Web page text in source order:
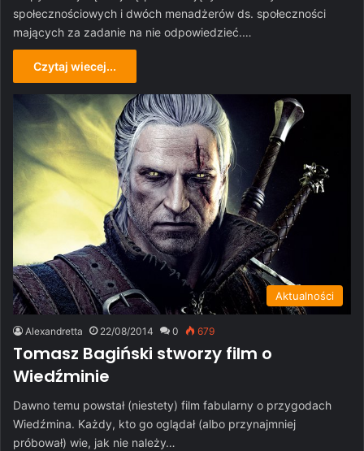
społecznościowych i dwóch menadżerów ds. społeczności
mających za zadanie na nie odpowiedzieć.…
Czytaj wiecej...
Aktualności
Alexandretta 22/08/2014 0 679
Tomasz Bagiński stworzy film o
Wiedźminie
Dawno temu powstał (niestety) film fabularny o przygodach
Wiedźmina. Każdy, kto go oglądał (albo przynajmniej
próbował) wie, jak nie należy…